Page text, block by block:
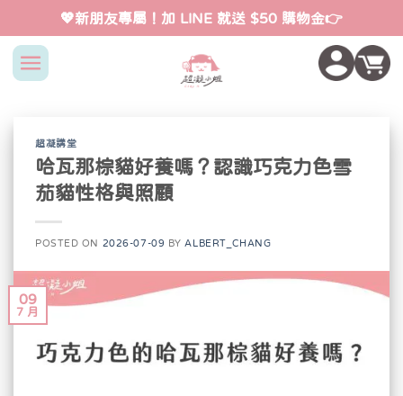
content
💖新朋友專屬！加 LINE 就送 $50 購物金👉
超凝講堂
哈瓦那棕貓好養嗎？認識巧克力色雪
茄貓性格與照顧
POSTED ON 2026-07-09 BYALBERT_CHANG
09
7 月